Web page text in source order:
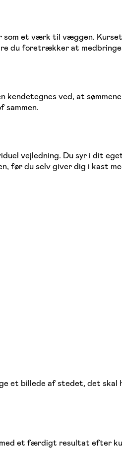
et værk til væggen.
du foretrækker at medbringe
ved, at
sammen.
vejledning. Du syr i dit
før du selv giver dig i kast
et billede af stedet, det skal
et færdigt resultat efter